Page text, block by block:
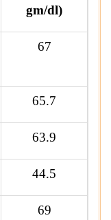
gm/dl)
67
65.7
63.9
44.5
69